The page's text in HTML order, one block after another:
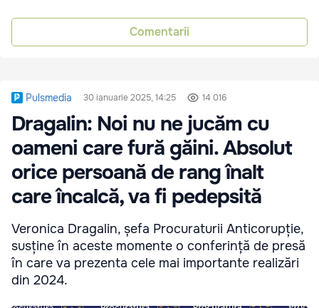
Comentarii
Pulsmedia 30 ianuarie 2025, 14:25 14 016
Dragalin: Noi nu ne jucăm cu
oameni care fură găini. Absolut
orice persoană de rang înalt
care încalcă, va fi pedepsită
Veronica Dragalin, șefa Procuraturii Anticorupție,
susține în aceste momente o conferință de presă
în care va prezenta cele mai importante realizări
din 2024.